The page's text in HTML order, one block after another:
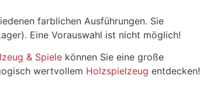
farblichen Ausführungen. Sie
Eine Vorauswahl ist nicht möglich!
& Spiele können Sie eine große
wertvollem Holzspielzeug entdecken!